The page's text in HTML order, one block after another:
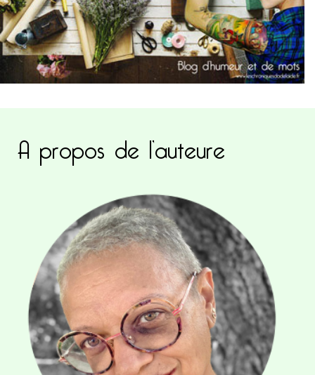
A propos de l’auteure